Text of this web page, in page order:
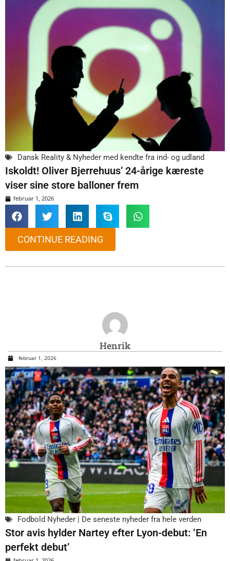
Dansk Reality & Nyheder med kendte fra ind- og udland
Iskoldt! Oliver Bjerrehuus’ 24-årige kæreste
viser sine store balloner frem
februar 1, 2026
CONTINUE READING
Henrik
februar 1, 2026
Fodbold Nyheder | De seneste nyheder fra hele verden
Stor avis hylder Nartey efter Lyon-debut: ‘En
perfekt debut’